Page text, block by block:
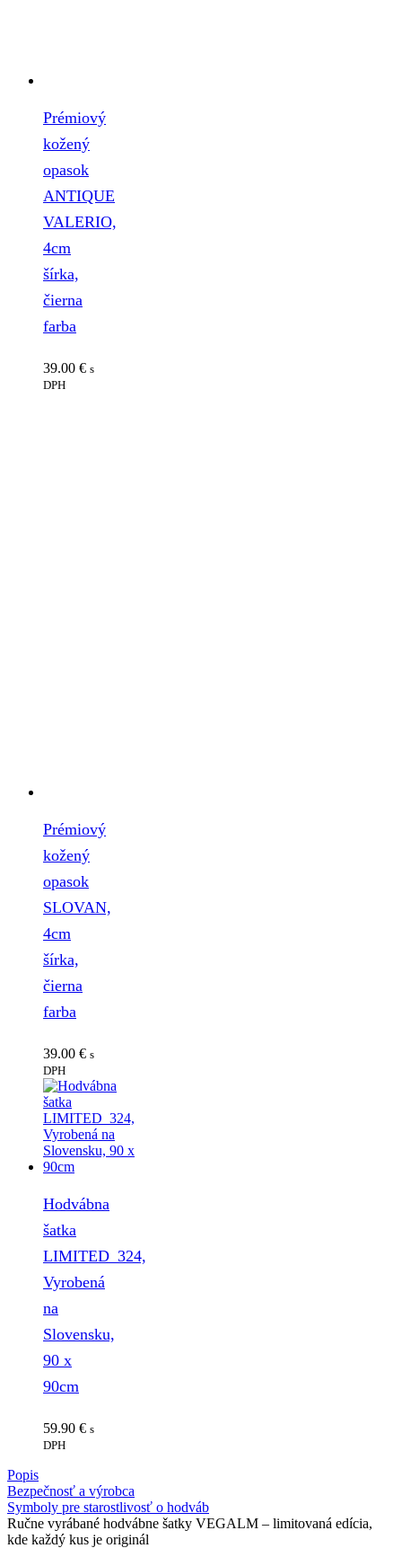
Prémiový
kožený
opasok
ANTIQUE
VALERIO,
4cm
šírka,
čierna
farba
39.00 € s
DPH
Prémiový
kožený
opasok
SLOVAN,
4cm
šírka,
čierna
farba
39.00 € s
DPH
Hodvábna
šatka
LIMITED_324,
Vyrobená
na
Slovensku,
90 x
90cm
59.90 € s
DPH
Popis
Bezpečnosť a výrobca
Symboly pre starostlivosť o hodváb
Ručne vyrábané hodvábne šatky VEGALM – limitovaná edícia,
kde každý kus je originál